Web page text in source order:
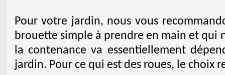
Pour votre jardin, nous vous
brouette simple à prendre en main et qui
la contenance va essentiellement
jardin. Pour ce qui est des roues, le choix